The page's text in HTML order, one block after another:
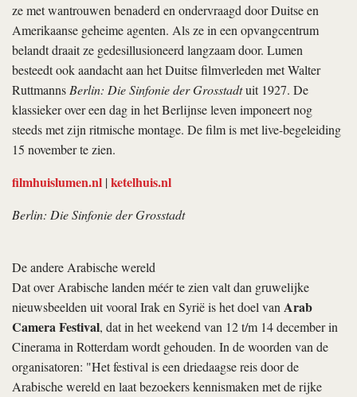
ze met wantrouwen benaderd en ondervraagd door Duitse en
Amerikaanse geheime agenten. Als ze in een opvangcentrum
belandt draait ze gedesillusioneerd langzaam door. Lumen
besteedt ook aandacht aan het Duitse filmverleden met Walter
RuttmannsBerlin: Die Sinfonie der Grosstadtuit 1927. De
klassieker over een dag in het Berlijnse leven imponeert nog
steeds met zijn ritmische montage. De film is met live-begeleiding
15 november te zien.
filmhuislumen.nl |ketelhuis.nl
Berlin: Die Sinfonie der Grosstadt
De andere Arabische wereld
Dat over Arabische landen méér te zien valt dan gruwelijke
nieuwsbeelden uit vooral Irak en Syrië is het doel vanArab
Camera Festival, dat in het weekend van 12 t/m 14 december in
Cinerama in Rotterdam wordt gehouden. In de woorden van de
organisatoren: "Het festival is een driedaagse reis door de
Arabische wereld en laat bezoekers kennismaken met de rijke